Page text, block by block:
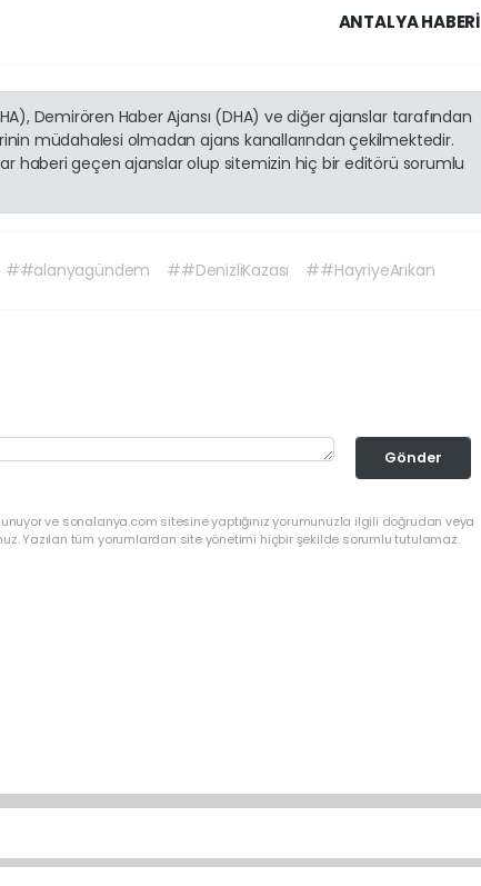
ANTALYA HABERİ
Demirören Haber Ajansı (DHA) ve diğer ajanslar tarafından
müdahalesi olmadan ajans kanallarından çekilmektedir.
haberi geçen ajanslar olup sitemizin hiç bir editörü sorumlu
##alanyagündem ##DenizliKazası ##HayriyeArıkan
Gönder
ve sonalanya.com sitesine yaptığınız yorumunuzla ilgili doğrudan veya
Yazılan tüm yorumlardan site yönetimi hiçbir şekilde sorumlu tutulamaz.